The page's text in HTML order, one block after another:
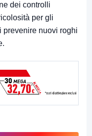
dei controlli
per gli
prevenire nuovi roghi